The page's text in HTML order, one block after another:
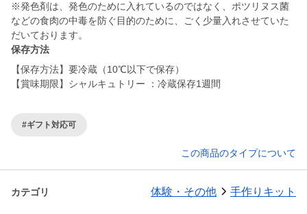
※発色剤は、発色のために入れているのではなく、ポツリヌス菌
などの食肉の中毒を防ぐ目的のために、ごく少量入れさせていた
だいております。
保存方法
【保存方法】要冷蔵（10℃以下で保存）
【賞味期限】シャルキュトリー ：冷蔵保存1週間
#ギフト対応可
この商品のタイプについて
カテゴリ 体験・その他 手作りキット